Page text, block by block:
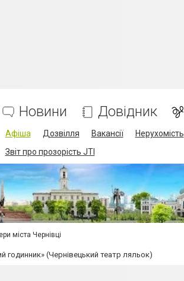
Новини Довідник
Афіша Дозвілля Вакансії Нерухомість
Звіт про прозорість JTI
міста Чернівці
годинник» (Чернівецький театр ляльок)